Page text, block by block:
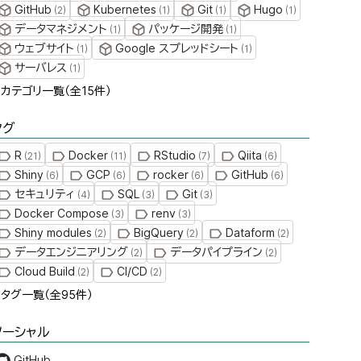
GitHub (2) Kubernetes (1) Git (1) Hugo (1)
データマネジメント (1) パッケージ開発 (1)
ウェブサイト (1) Google スプレッドシート (1)
サーバレス (1)
テゴリ一覧（全15件）
グ
R (21) Docker (11) RStudio (7) Qiita (6)
Shiny (6) GCP (6) rocker (6) GitHub (6)
セキュリティ (4) SQL (3) Git (3)
Docker Compose (3) renv (3)
Shiny modules (2) BigQuery (2) Dataform (2)
データエンジニアリング (2) データパイプライン (2)
Cloud Build (2) CI/CD (2)
グ一覧（全95件）
ーシャル